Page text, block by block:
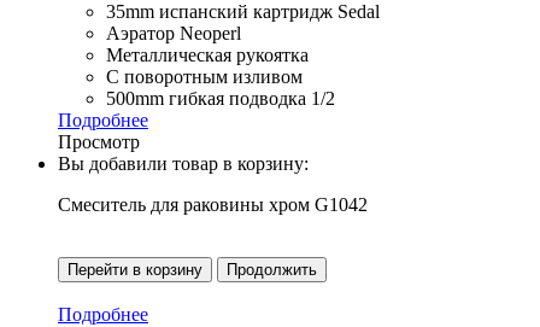
35mm испанский картридж Sedal
Аэратор Neoperl
Металлическая рукоятка
С поворотным изливом
500mm гибкая подводка 1/2
Подробнее
Просмотр
Вы добавили товар в корзину:
Смеситель для раковины хром G1042
Перейти в корзину Продолжить
Подробнее